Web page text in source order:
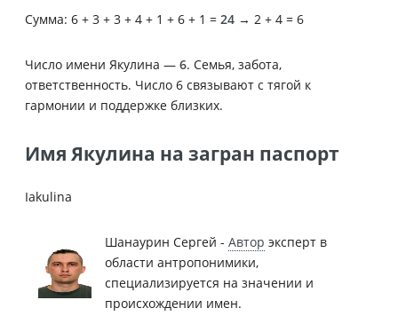
Сумма: 6 + 3 + 3 + 4 + 1 + 6 + 1 = 24 → 2 + 4 = 6
Число имени Якулина — 6. Семья, забота,
ответственность. Число 6 связывают с тягой к
гармонии и поддержке близких.
Имя Якулина на загран паспорт
Iakulina
Шанаурин Сергей - Автор эксперт в
области антропонимики,
специализируется на значении и
происхождении имен.